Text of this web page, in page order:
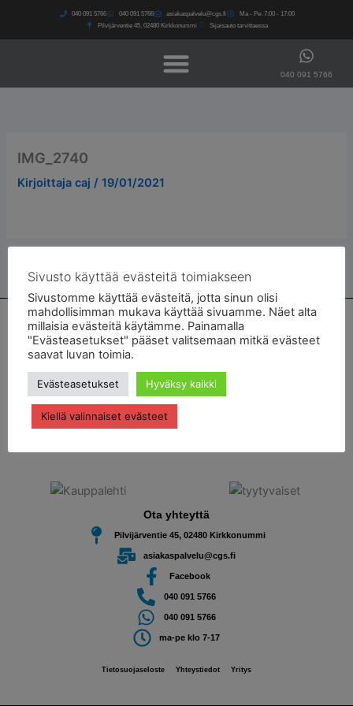
040 091 5766​ 040 091 5766​ asiakaspalvelu@cgs.fi
Ma - Pe: 7:00 - 17:00
Pilvijärventie 45, 02480 Kirkkonummi
Sijaisauto tarvittaessa
040 091 5766
IMG_2740
Kirjoittajacaj/19/01/2021
Autohuolto ja autokorjaamo Kirkkonummella
C & G Service on vuonna 1998 perustettu autokorjaamo. Tavoitteenamme on helpottaa
autoilevien asiakkaidemme elämää.
Saatte kauttamme kätevästi henkilö- ja pakettiauton huolto- ja korjaustyöt sekä joukon
täydentäviä palveluja kuten ohjauskulmien säädöt sekä
Ota yhteyttä
Pilvijärventie 45, 02480 Kirkkonummi
asiakaspalvelu@cgs.fi
Facebook
040 091 5766
040 091 5766
ma-pe klo 7-17
Tietosuojaseloste Yhteystiedot Yritys
Sivusto käyttää evästeitä toimiakseen
Sivustomme käyttää evästeitä, jotta sinun olisi
mahdollisimman mukava käyttää sivuamme. Näet alta
millaisia evästeitä käytämme. Painamalla
"Evästeasetukset" pääset valitsemaan mitkä evästeet
saavat luvan toimia.
Evästeasetukset Hyväksy kaikki
Kiellä valinnaiset evästeet